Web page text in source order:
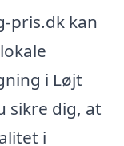
pris.dk kan
i Løjt
sikre dig, at
i